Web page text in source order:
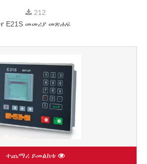
212
የ E21S መመሪያ መጽሐፍ
ተጨማሪ ይመልከቱ